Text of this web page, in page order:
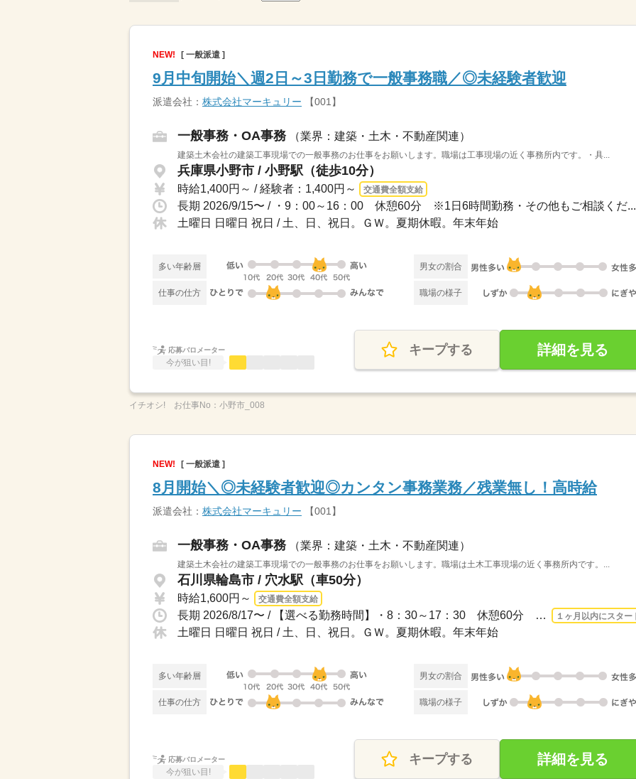
NEW! [ 一般派遣 ]
9月中旬開始＼週2日～3日勤務で一般事務職／◎未経験者歓迎
派遣会社： 株式会社マーキュリー 【001】
一般事務・OA事務 （業界：建築・土木・不動産関連）
建築土木会社の建築工事現場での一般事務のお仕事をお願いします。職場は工事現場の近く事務所内です。・具...
兵庫県小野市 / 小野駅（徒歩10分）
時給1,400円～ / 経験者：1,400円～ 交通費全額支給
長期 2026/9/15〜 / ・9：00～16：00 休憩60分 ※1日6時間勤務・その他もご相談くだ...
土曜日 日曜日 祝日 / 土、日、祝日。ＧＷ。夏期休暇。年末年始
多い年齢層 男女の割合
仕事の仕方 職場の様子
応募バロメーター
今が狙い目!
キープする 詳細を見る
イチオシ! お仕事No： 小野市_008
NEW! [ 一般派遣 ]
8月開始＼◎未経験者歓迎◎カンタン事務業務／残業無し！高時給
派遣会社： 株式会社マーキュリー 【001】
一般事務・OA事務 （業界：建築・土木・不動産関連）
建築土木会社の建築工事現場での一般事務のお仕事をお願いします。職場は土木工事現場の近く事務所内です。...
石川県輪島市 / 穴水駅（車50分）
時給1,600円～ 交通費全額支給
長期 2026/8/17〜 / 【選べる勤務時間】・8：30～17：30 休憩60分 ※1日8時間勤務・9... １ヶ月以内にスター
土曜日 日曜日 祝日 / 土、日、祝日。ＧＷ。夏期休暇。年末年始
多い年齢層 男女の割合
仕事の仕方 職場の様子
応募バロメーター
今が狙い目!
キープする 詳細を見る